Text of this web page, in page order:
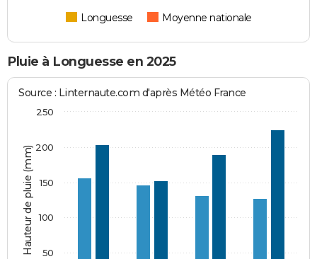
Longuesse Moyenne nationale
Pluie à Longuesse en 2025
Hauteur de pluie (mm)
Source : Linternaute.com d'après Météo France
50
100
150
200
250